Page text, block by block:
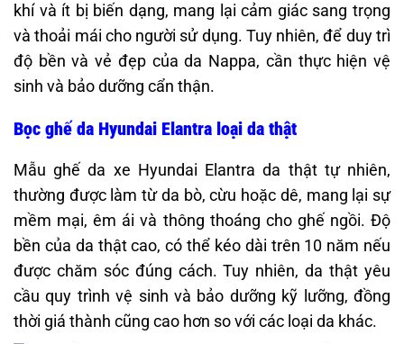
khí và ít bị biến dạng, mang lại cảm giác sang trọng
và thoải mái cho người sử dụng. Tuy nhiên, để duy trì
độ bền và vẻ đẹp của da Nappa, cần thực hiện vệ
sinh và bảo dưỡng cẩn thận.
Bọc ghế da Hyundai Elantra loại da thật
Mẫu ghế da xe Hyundai Elantra da thật tự nhiên,
thường được làm từ da bò, cừu hoặc dê, mang lại sự
mềm mại, êm ái và thông thoáng cho ghế ngồi. Độ
bền của da thật cao, có thể kéo dài trên 10 năm nếu
được chăm sóc đúng cách. Tuy nhiên, da thật yêu
cầu quy trình vệ sinh và bảo dưỡng kỹ lưỡng, đồng
thời giá thành cũng cao hơn so với các loại da khác.